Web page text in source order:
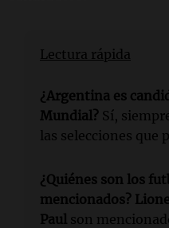
Lectura rápida
¿Argentina es
Mundial? Sí,
las selecciones que
¿Quiénes son los
mencionados?
Paul son